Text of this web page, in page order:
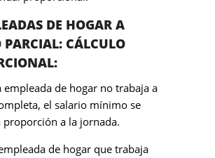
DE HOGAR A
PARCIAL: CÁLCULO
empleada de hogar no trabaja a
el salario mínimo se
proporción a la jornada.
de hogar que trabaja